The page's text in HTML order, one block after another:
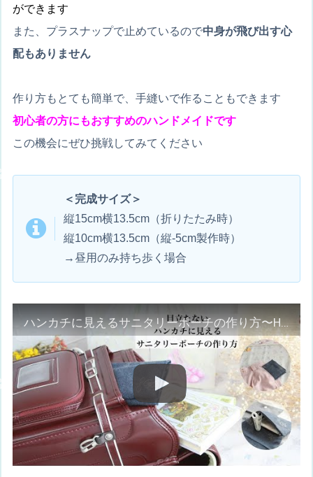
ができます
また、プラスナップで止めているので中身が飛び出す心
配もありません
作り方もとても簡単で、手縫いで作ることもできます
初心者の方にもおすすめのハンドメイドです
この機会にぜひ挑戦してみてください
＜完成サイズ＞
縦15cm横13.5cm（折りたたみ時）
縦10cm横13.5cm（縦-5cm製作時）
→昼用のみ持ち歩く場合
ハンカチに見えるサニタリーポーチの作り方〜How To Sew A Sanitary Poutch 〜ナプキンポーチ